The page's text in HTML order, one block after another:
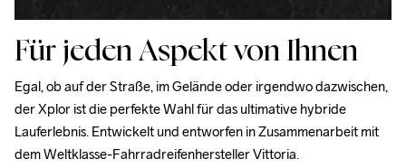
Für jeden Aspekt von Ihnen
Egal, ob auf der Straße, im Gelände oder irgendwo dazwischen,
der Xplor ist die perfekte Wahl für das ultimative hybride
Lauferlebnis. Entwickelt und entworfen in Zusammenarbeit mit
dem Weltklasse-Fahrradreifenhersteller Vittoria.